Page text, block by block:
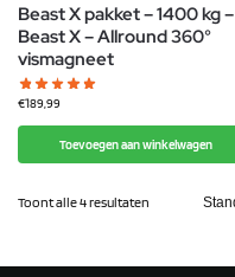
Beast X pakket – 1400 kg –
Beast X – Allround 360°
vismagneet
€189,99
Toevoegen aan winkelwagen
Toont alle 4 resultaten